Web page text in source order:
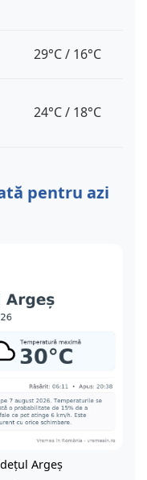
29°C / 16°C
24°C / 18°C
pentru azi
Argeș